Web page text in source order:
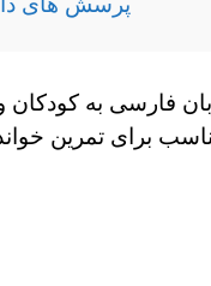
فارسی به کودکان و
برای تمرین